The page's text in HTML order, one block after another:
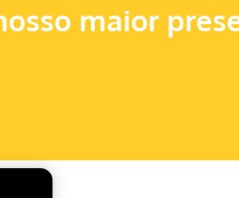
maior